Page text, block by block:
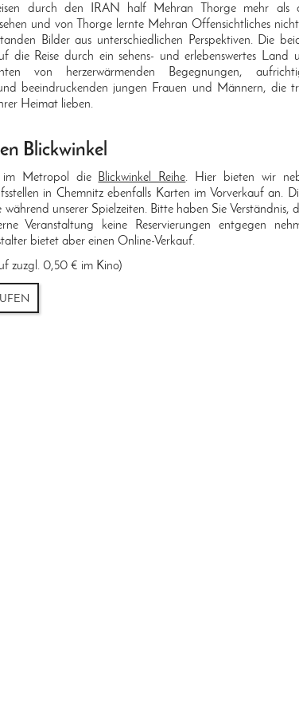
durch den IRAN half Mehran Thorge mehr als
und von Thorge lernte Mehran Offensichtliches
Bilder aus unterschiedlichen Perspektiven. Die
die Reise durch ein sehens- und erlebenswertes Land
von herzerwärmenden Begegnungen,
beeindruckenden jungen Frauen und Männern, die
Heimat lieben.
Blickwinkel
im Metropol die Blickwinkel Reihe. Hier bieten wir
in Chemnitz ebenfalls Karten im Vorverkauf an.
unserer Spielzeiten. Bitte haben Sie Verständnis,
Veranstaltung keine Reservierungen entgegen
bietet aber einen Online-Verkauf.
zuzgl. 0,50 € im Kino)